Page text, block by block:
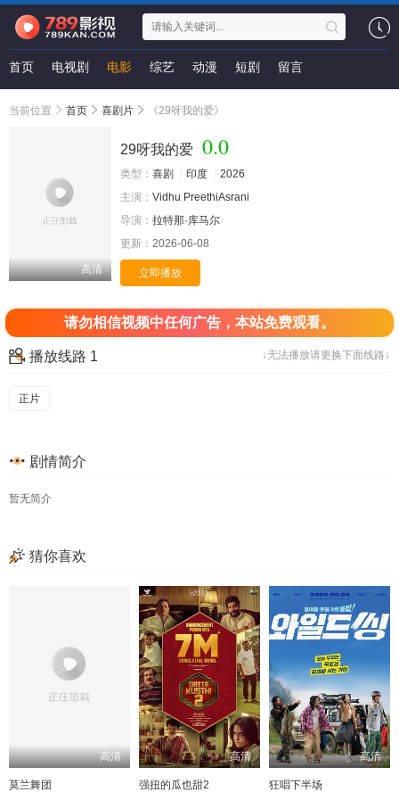
首页 电视剧 电影 综艺 动漫 短剧 留言
当前位置 首页 喜剧片 《29呀我的爱》
高清
29呀我的爱 0.0
类型： 喜剧 印度
2026
主演： Vidhu PreethiAsrani
导演： 拉特那·库马尔
更新： 2026-06-08
立即播放
请勿相信视频中任何广告，本站免费观看。
↓无法播放请更换下面线路↓
播放线路 1
正片
剧情简介
暂无简介
猜你喜欢
高清
莫兰舞团
高清
强扭的瓜也甜2
高清
狂唱下半场